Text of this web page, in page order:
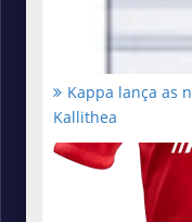
Kappa lança as
Kallithea